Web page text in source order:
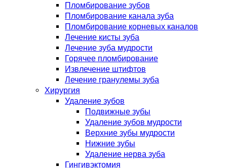
Пломбирование зубов
Пломбирование канала зуба
Пломбирование корневых каналов
Лечение кисты зуба
Лечение зуба мудрости
Горячее пломбирование
Извлечение штифтов
Лечение гранулемы зуба
Хирургия
Удаление зубов
Подвижные зубы
Удаление зубов мудрости
Верхние зубы мудрости
Нижние зубы
Удаление нерва зуба
Гингивэктомия